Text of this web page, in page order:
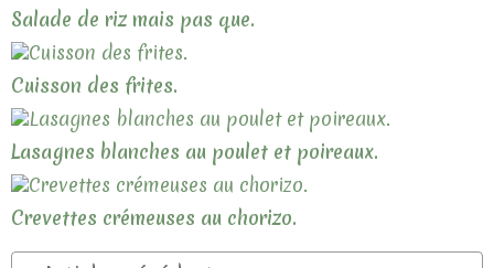
Salade de riz mais pas que.
Cuisson des frites.
Lasagnes blanches au poulet et poireaux.
Crevettes crémeuses au chorizo.